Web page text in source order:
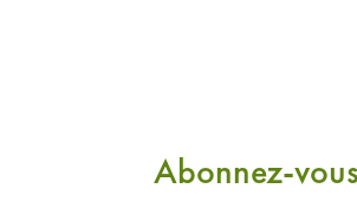
Abonnez-